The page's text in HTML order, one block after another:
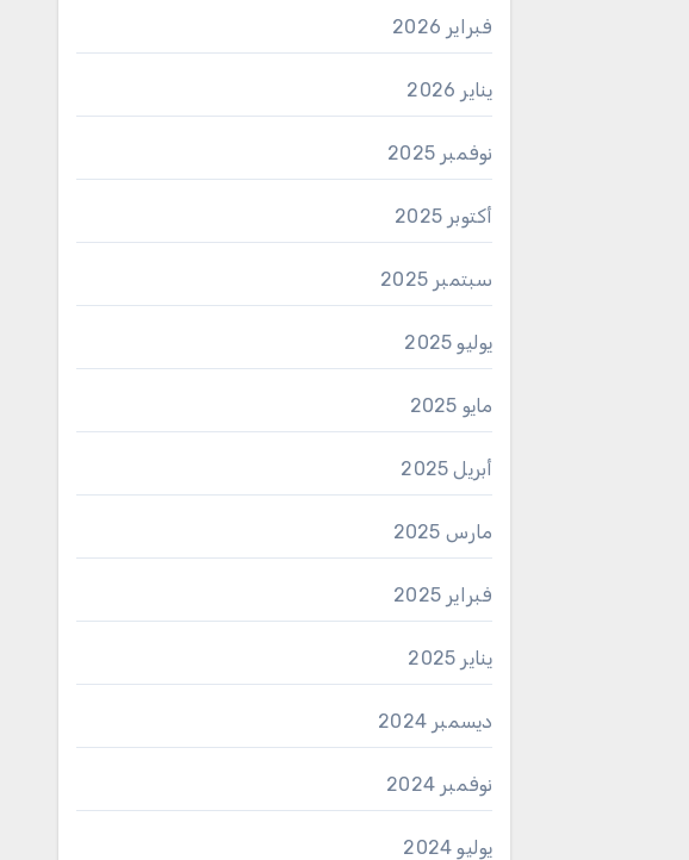
فبراير 2026
يناير 2026
نوفمبر 2025
أكتوبر 2025
سبتمبر 2025
يوليو 2025
مايو 2025
أبريل 2025
مارس 2025
فبراير 2025
يناير 2025
ديسمبر 2024
نوفمبر 2024
يوليو 2024